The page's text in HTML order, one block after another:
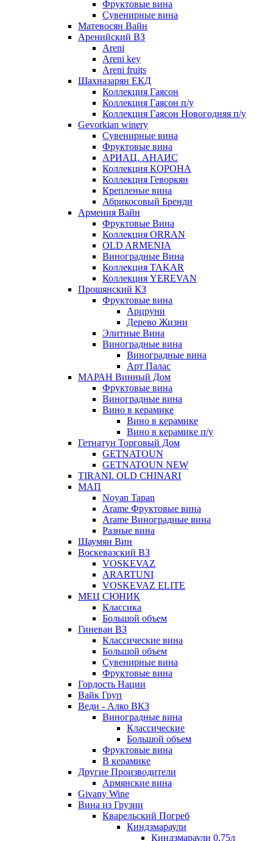
Фруктовые вина
Cувенирные вина
Матевосян Вайн
Аренийский ВЗ
Areni
Areni key
Areni fruits
Шахназарян ЕКД
Коллекция Гаясон
Коллекция Гаясон п/у
Коллекция Гаясон Новогодняя п/у
Gevorkian winery
Сувенирные вина
Фруктовые вина
АРИАЦ. АНАИС
Коллекция КОРОНА
Коллекция Геворкян
Крепленые вина
Абрикосовый Бренди
Армения Вайн
Фруктовые Вина
Коллекция ORRAN
OLD ARMENIA
Виноградные Вина
Коллекция TAKAR
Коллекция YEREVAN
Прошянский КЗ
Фруктовые вина
Арцруни
Дерево Жизни
Элитные Вина
Виноградные вина
Виноградные вина
Арт Палас
МАРАН Винный Дом
Фруктовые вина
Виноградные вина
Вино в керамике
Вино в керамике
Вино в керамике п/у
Гетнатун Торговый Дом
GETNATOUN
GETNATOUN NEW
TIRANI. OLD CHINARI
МАП
Noyan Tapan
Arame Фруктовые вина
Arame Виноградные вина
Разные вина
Шаумян Вин
Воскевазский ВЗ
VOSKEVAZ
ARARTUNI
VOSKEVAZ ELITE
МЕЦ СЮНИК
Классика
Большой объем
Гиневан ВЗ
Классические вина
Большой объем
Сувенирные вина
Фруктовые вина
Гордость Нации
Вайк Груп
Веди - Алко ВКЗ
Виноградные вина
Классические
Большой объем
Фруктовые вина
В керамике
Другие Производители
Армянские вина
Givany Wine
Вина из Грузии
Кварельский Погреб
Киндзмараули
Киндзмараули 0,75л